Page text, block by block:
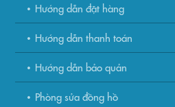
Hướng dẫn đặt hàng
Hướng dẫn thanh toán
Hướng dẫn bảo quản
Phòng sửa đồng hồ